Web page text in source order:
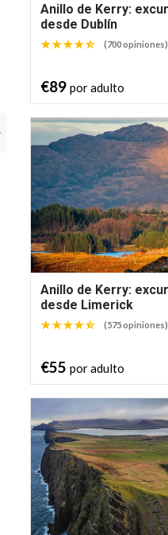
Anillo de Kerry:
desde Dublín
(700 opiniones)
€89 por adulto
Anillo de Kerry:
desde Limerick
(575 opiniones)
€55 por adulto